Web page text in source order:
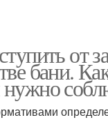
от
бани.